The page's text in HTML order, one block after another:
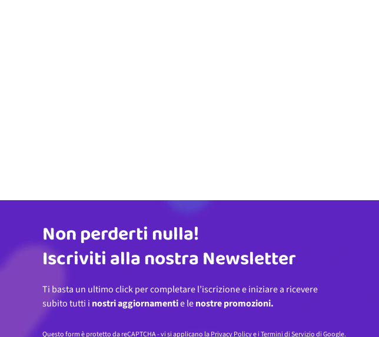
Indirizzo email
Non perderti nulla!
Iscriviti alla nostra Newsletter
Ti basta un ultimo click per completare l’iscrizione e iniziare a ricevere
subito tutti i nostri aggiornamentie lenostre promozioni.
Questo form è protetto da reCAPTCHA - vi si applicano laPrivacy Policye iTermini di Serviziodi Google.